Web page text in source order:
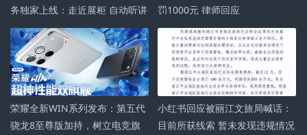
务独家上线：走近展柜 自动听讲
解！
罚1000元 律师回应
荣耀全新WIN系列发布：第五代
骁龙8至尊版加持，树立电竞旗
小红书回应被丽江文旅局喊话：
目前所获线索 暂未发现违规情况